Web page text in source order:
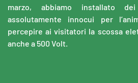
marzo, abbiamo installato
assolutamente innocui per
percepire ai visitatori la scossa
anche a 500 Volt.